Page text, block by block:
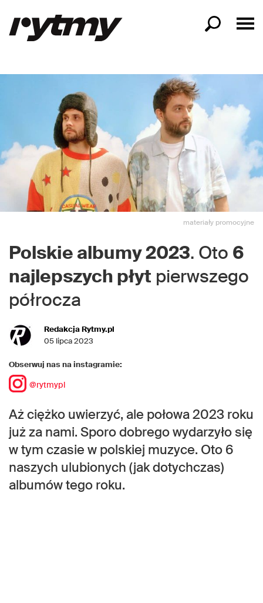
materiały promocyjne
Polskie albumy 2023. Oto 6
najlepszych płyt pierwszego
półrocza
Redakcja Rytmy.pl
05 lipca 2023
Obserwuj nas na instagramie:
@rytmypl
Aż ciężko uwierzyć, ale połowa 2023 roku
już za nami. Sporo dobrego wydarzyło się
w tym czasie w polskiej muzyce. Oto 6
naszych ulubionych (jak dotychczas)
albumów tego roku.